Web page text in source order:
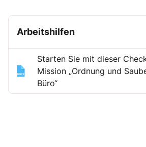
Arbeitshilfen
Starten Sie mit dieser
Mission „Ordnung und
Büro“